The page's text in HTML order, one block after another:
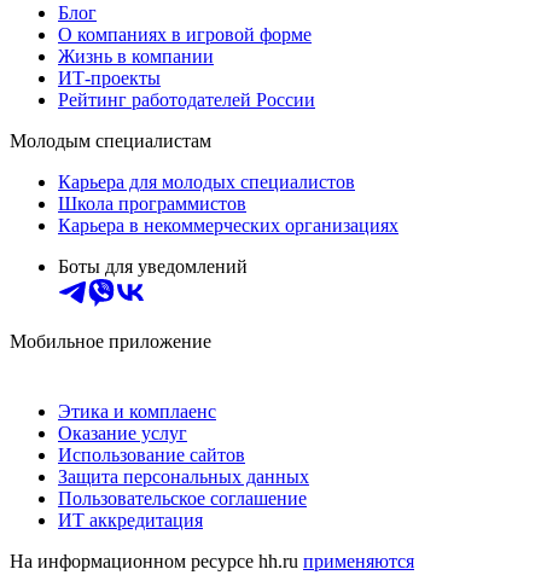
Блог
О компаниях в игровой форме
Жизнь в компании
ИТ-проекты
Рейтинг работодателей России
Молодым специалистам
Карьера для молодых специалистов
Школа программистов
Карьера в некоммерческих организациях
Боты для уведомлений
Мобильное приложение
Этика и комплаенс
Оказание услуг
Использование сайтов
Защита персональных данных
Пользовательское соглашение
ИТ аккредитация
На информационном ресурсе hh.ru применяются